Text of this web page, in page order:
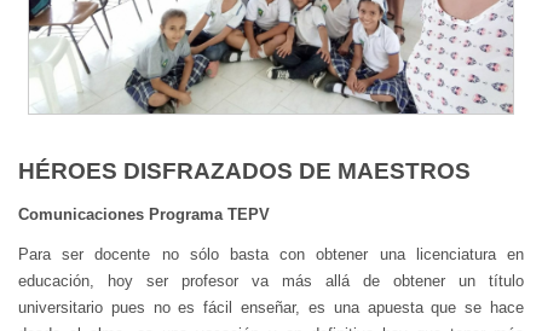
HÉROES DISFRAZADOS DE MAESTROS
Comunicaciones Programa TEPV
Para ser docente no sólo basta con obtener una licenciatura en
educación, hoy ser profesor va más allá de obtener un título
universitario pues no es fácil enseñar, es una apuesta que se hace